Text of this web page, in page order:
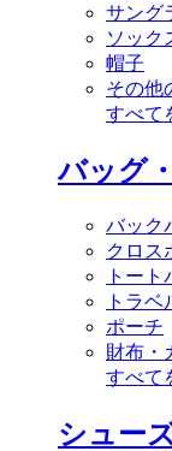
サング
ソック
帽子
その他
すべて
バッグ
バック
クロス
トート
トラベ
ポーチ
財布・
すべて
シュー